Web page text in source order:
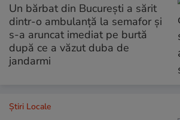
Un bărbat din București a sărit
dintr-o ambulanță la semafor și
s-a aruncat imediat pe burtă
după ce a văzut duba de
jandarmi
Știri Locale